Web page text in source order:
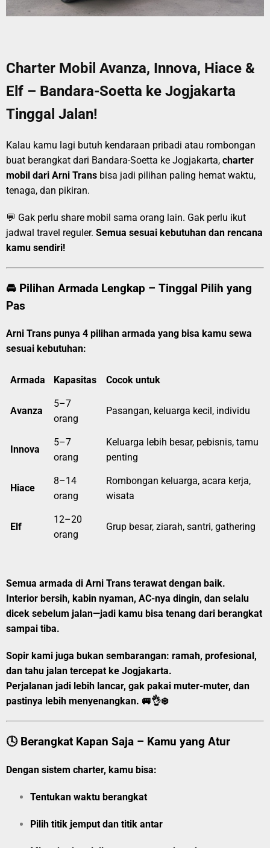
Charter Mobil Avanza, Innova, Hiace &
Elf – Bandara-Soetta ke Jogjakarta
Tinggal Jalan!
Kalau kamu lagi butuh kendaraan pribadi atau rombongan
buat berangkat dari Bandara-Soetta ke Jogjakarta, charter
mobil dari Arni Trans bisa jadi pilihan paling hemat waktu,
tenaga, dan pikiran.
💬 Gak perlu share mobil sama orang lain. Gak perlu ikut
jadwal travel reguler. Semua sesuai kebutuhan dan rencana
kamu sendiri!
🚘 Pilihan Armada Lengkap – Tinggal Pilih yang
Pas
Arni Trans punya 4 pilihan armada yang bisa kamu sewa
sesuai kebutuhan:
Armada Kapasitas Cocok untuk
Avanza
5–7
orang
Pasangan, keluarga kecil, individu
Innova
5–7
orang
Keluarga lebih besar, pebisnis, tamu
penting
Hiace
8–14
orang
Rombongan keluarga, acara kerja,
wisata
Elf
12–20
orang
Grup besar, ziarah, santri, gathering
Semua armada di Arni Trans terawat dengan baik.
Interior bersih, kabin nyaman, AC-nya dingin, dan selalu
dicek sebelum jalan—jadi kamu bisa tenang dari berangkat
sampai tiba.
Sopir kami juga bukan sembarangan: ramah, profesional,
dan tahu jalan tercepat ke Jogjakarta.
Perjalanan jadi lebih lancar, gak pakai muter-muter, dan
pastinya lebih menyenangkan. 🚐👌❄️
🕓 Berangkat Kapan Saja – Kamu yang Atur
Dengan sistem charter, kamu bisa:
Tentukan waktu berangkat
Pilih titik jemput dan titik antar